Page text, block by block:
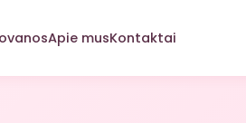
Apie musKontaktai